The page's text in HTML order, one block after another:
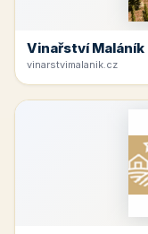
Vinařství Maláník
vinarstvimalanik.cz